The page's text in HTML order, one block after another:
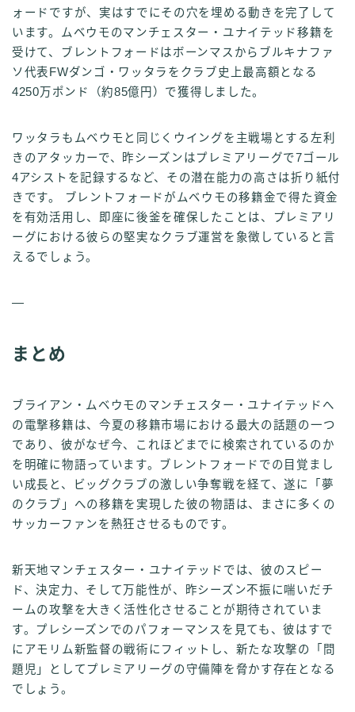
ォードですが、実はすでにその穴を埋める動きを完了して
います。ムベウモのマンチェスター・ユナイテッド移籍を
受けて、ブレントフォードはボーンマスからブルキナファ
ソ代表FWダンゴ・ワッタラをクラブ史上最高額となる
4250万ポンド（約85億円）で獲得しました。
ワッタラもムベウモと同じくウイングを主戦場とする左利
きのアタッカーで、昨シーズンはプレミアリーグで7ゴール
4アシストを記録するなど、その潜在能力の高さは折り紙付
きです。 ブレントフォードがムベウモの移籍金で得た資金
を有効活用し、即座に後釜を確保したことは、プレミアリ
ーグにおける彼らの堅実なクラブ運営を象徴していると言
えるでしょう。
—
まとめ
ブライアン・ムベウモのマンチェスター・ユナイテッドへ
の電撃移籍は、今夏の移籍市場における最大の話題の一つ
であり、彼がなぜ今、これほどまでに検索されているのか
を明確に物語っています。ブレントフォードでの目覚まし
い成長と、ビッグクラブの激しい争奪戦を経て、遂に「夢
のクラブ」への移籍を実現した彼の物語は、まさに多くの
サッカーファンを熱狂させるものです。
新天地マンチェスター・ユナイテッドでは、彼のスピー
ド、決定力、そして万能性が、昨シーズン不振に喘いだチ
ームの攻撃を大きく活性化させることが期待されていま
す。プレシーズンでのパフォーマンスを見ても、彼はすで
にアモリム新監督の戦術にフィットし、新たな攻撃の「問
題児」としてプレミアリーグの守備陣を脅かす存在となる
でしょう。